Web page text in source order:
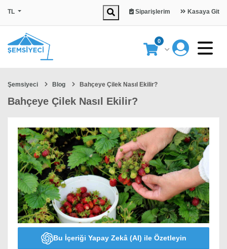
TL Siparişlerim Kasaya Git
0
Şemsiyeci Blog Bahçeye Çilek Nasıl Ekilir?
Bahçeye Çilek Nasıl Ekilir?
Bu İçeriği Yapay Zekâ (AI) ile Özetleyin